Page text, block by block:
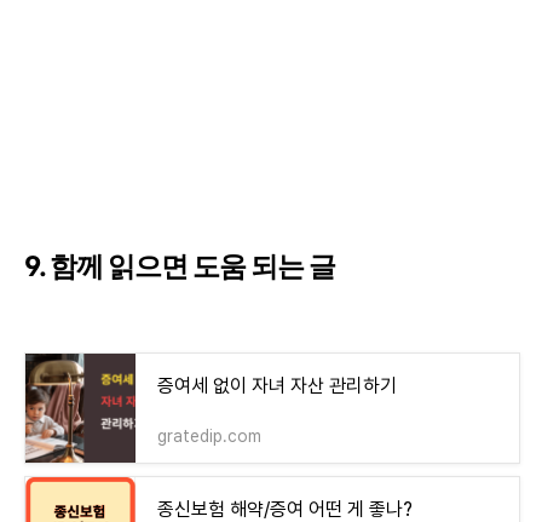
9. 함께 읽으면 도움 되는 글
증여세 없이 자녀 자산 관리하기
gratedip.com
종신보험 해약/증여 어떤 게 좋나?